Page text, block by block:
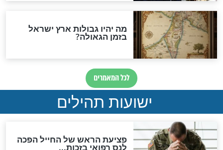
האם לאחר בוא המשיח יהיה
אפשר לחזור בתשובה?
לכל המאמרים